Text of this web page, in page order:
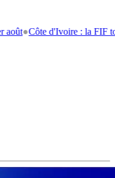
Côte d'Ivoire : la FIF tourne